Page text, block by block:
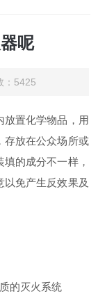
呢
5425
置化学物品，用
存放在公众场所或
的成分不一样，
以免产生反效果及
的灭火系统